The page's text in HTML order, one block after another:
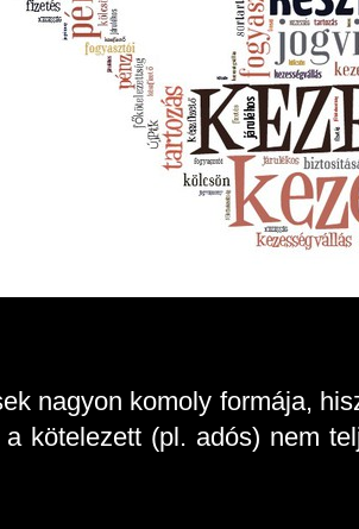
nagyon komoly formája,
kötelezett (pl. adós) nem